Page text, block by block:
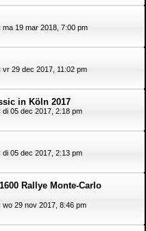
ma 19 mar 2018, 7:00 pm
vr 29 dec 2017, 11:02 pm
in Köln 2017
di 05 dec 2017, 2:18 pm
di 05 dec 2017, 2:13 pm
Rallye Monte-Carlo
wo 29 nov 2017, 8:46 pm